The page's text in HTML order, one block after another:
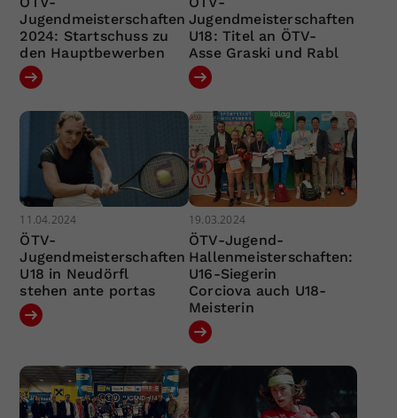
Jugendmeisterschaften
2024: Startschuss zu
den Hauptbewerben
Jugendmeisterschaften
U18: Titel an ÖTV-
Asse Graski und Rabl
11.04.2024
ÖTV-
Jugendmeisterschaften
U18 in Neudörfl
stehen ante portas
19.03.2024
ÖTV-Jugend-
Hallenmeisterschaften:
U16-Siegerin
Corciova auch U18-
Meisterin